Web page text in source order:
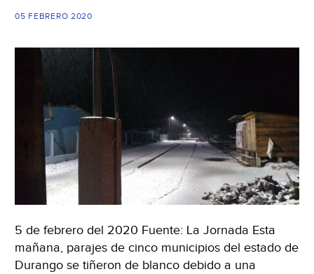
país;
ambiente
el
Valle
de
México
(Sinembargo)
05 FEBRERO 2020
5 de febrero del 2020 Fuente: La Jornada Esta
mañana, parajes de cinco municipios del estado de
Durango se tiñeron de blanco debido a una